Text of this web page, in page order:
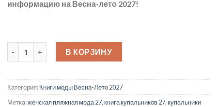
информацию на Весна-лето 2027!
Количество товара Тенденции Купальников ВЛ 2027
В КОРЗИНУ
Категория:Книги моды Весна-Лето 2027
Метка:женская пляжная мода 27,книга купальников 27,купальники